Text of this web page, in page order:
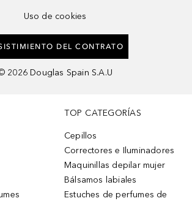
Uso de cookies
DEL CONTRATO
2026 Douglas Spain S.A.U
TOP CATEGORÍAS
Cepillos
Correctores e Iluminadores
Maquinillas depilar mujer
Bálsamos labiales
Estuches de perfumes de